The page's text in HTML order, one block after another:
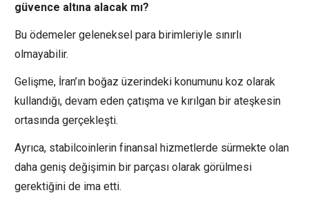
güvence altına alacak mı?
Bu ödemeler geleneksel para birimleriyle sınırlı
olmayabilir.
Gelişme, İran’ın boğaz üzerindeki konumunu koz olarak
kullandığı, devam eden çatışma ve kırılgan bir ateşkesin
ortasında gerçekleşti.
Ayrıca, stabilcoinlerin finansal hizmetlerde sürmekte olan
daha geniş değişimin bir parçası olarak görülmesi
gerektiğini de ima etti.